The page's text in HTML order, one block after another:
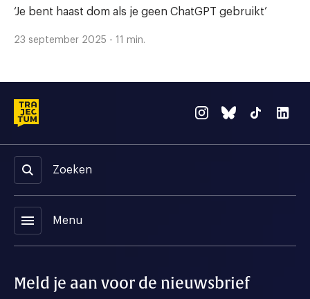
‘Je bent haast dom als je geen ChatGPT gebruikt’
23 september 2025 - 11 min.
Zoeken
menu Menu
Meld je aan voor de nieuwsbrief